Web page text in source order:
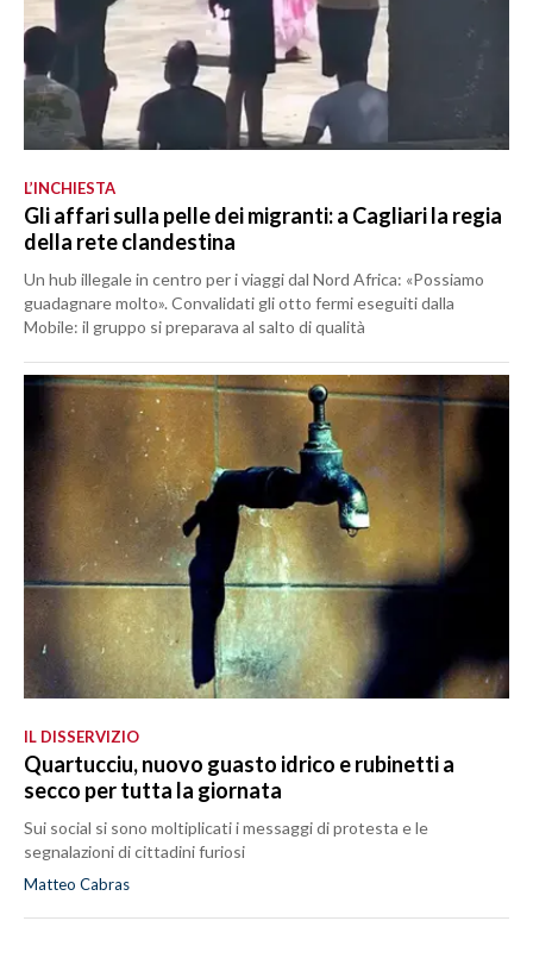
L’INCHIESTA
Gli affari sulla pelle dei migranti: a Cagliari la regia
della rete clandestina
Un hub illegale in centro per i viaggi dal Nord Africa: «Possiamo
guadagnare molto». Convalidati gli otto fermi eseguiti dalla
Mobile: il gruppo si preparava al salto di qualità
IL DISSERVIZIO
Quartucciu, nuovo guasto idrico e rubinetti a
secco per tutta la giornata
Sui social si sono moltiplicati i messaggi di protesta e le
segnalazioni di cittadini furiosi
Matteo Cabras